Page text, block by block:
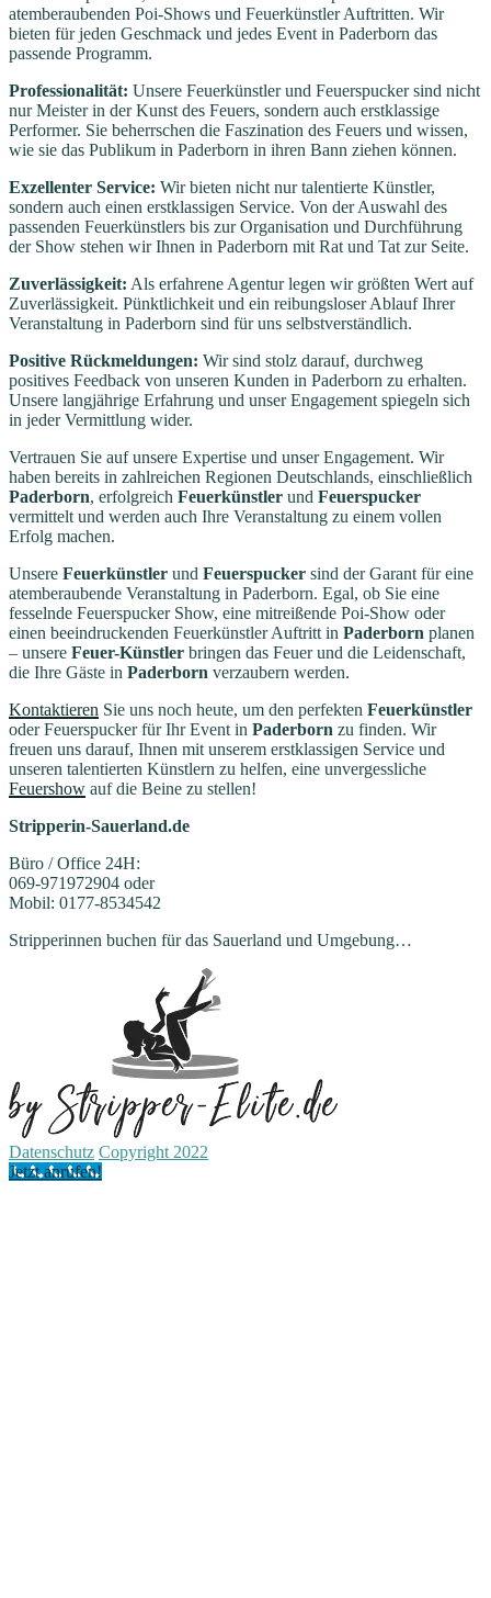
atemberaubenden Poi-Shows und Feuerkünstler Auftritten. Wir
bieten für jeden Geschmack und jedes Event in Paderborn das
passende Programm.
Professionalität: Unsere Feuerkünstler und Feuerspucker sind nicht
nur Meister in der Kunst des Feuers, sondern auch erstklassige
Performer. Sie beherrschen die Faszination des Feuers und wissen,
wie sie das Publikum in Paderborn in ihren Bann ziehen können.
Exzellenter Service: Wir bieten nicht nur talentierte Künstler,
sondern auch einen erstklassigen Service. Von der Auswahl des
passenden Feuerkünstlers bis zur Organisation und Durchführung
der Show stehen wir Ihnen in Paderborn mit Rat und Tat zur Seite.
Zuverlässigkeit: Als erfahrene Agentur legen wir größten Wert auf
Zuverlässigkeit. Pünktlichkeit und ein reibungsloser Ablauf Ihrer
Veranstaltung in Paderborn sind für uns selbstverständlich.
Positive Rückmeldungen: Wir sind stolz darauf, durchweg
positives Feedback von unseren Kunden in Paderborn zu erhalten.
Unsere langjährige Erfahrung und unser Engagement spiegeln sich
in jeder Vermittlung wider.
Vertrauen Sie auf unsere Expertise und unser Engagement. Wir
haben bereits in zahlreichen Regionen Deutschlands, einschließlich
Paderborn, erfolgreich Feuerkünstler und Feuerspucker
vermittelt und werden auch Ihre Veranstaltung zu einem vollen
Erfolg machen.
Unsere Feuerkünstler und Feuerspucker sind der Garant für eine
atemberaubende Veranstaltung in Paderborn. Egal, ob Sie eine
fesselnde Feuerspucker Show, eine mitreißende Poi-Show oder
einen beeindruckenden Feuerkünstler Auftritt in Paderborn planen
– unsere Feuer-Künstler bringen das Feuer und die Leidenschaft,
die Ihre Gäste in Paderborn verzaubern werden.
Kontaktieren Sie uns noch heute, um den perfekten Feuerkünstler
oder Feuerspucker für Ihr Event in Paderborn zu finden. Wir
freuen uns darauf, Ihnen mit unserem erstklassigen Service und
unseren talentierten Künstlern zu helfen, eine unvergessliche
Feuershow auf die Beine zu stellen!
Stripperin-Sauerland.de
Büro / Office 24H:
069-971972904 oder
Mobil: 0177-8534542
Stripperinnen buchen für das Sauerland und Umgebung…
Datenschutz Copyright 2022
Jetzt anrufen!